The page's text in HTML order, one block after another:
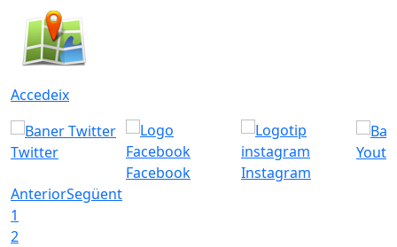
Accedeix
Twitter
Facebook
Instagram
AnteriorSegüent
1
2